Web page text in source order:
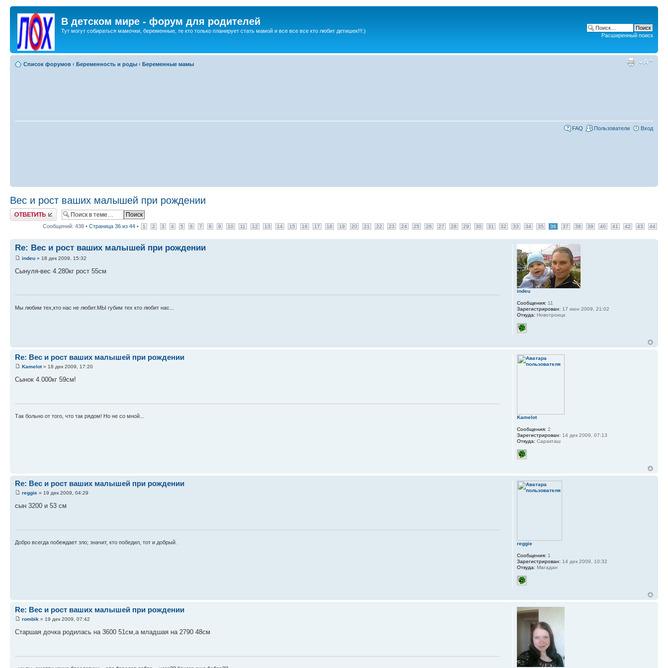
В детском мире - форум для родителей
Тут могут собираться мамочки, беременные, те кто только планирует стать мамой и все все все кто любит детишек!!!:)
Расширенный поиск
Список форумов ‹ Беременность и роды ‹ Беременные мамы
FAQ Пользователи Вход
Вес и рост ваших малышей при рождении
Ответить
Сообщений: 438 • Страница 36 из 44 • 1 2 3 4 5 6 7 8 9 10 11 12 13 14 15 16 17 18 19 20 21 22 23 24 25 26 27 28 29 30 31 32 33 34 35 36 37 38 39 40 41 42 43 44
Re: Вес и рост ваших малышей при рождении
indeu » 18 дек 2009, 15:32
Сынуля-вес 4.280кг рост 55см
Мы любим тех,кто нас не любит.МЫ губим тех кто любит нас...
indeu
Сообщения: 11
Зарегистрирован: 17 июн 2009, 21:02
Откуда: Новотроицк
Re: Вес и рост ваших малышей при рождении
Kamelot» 18 дек 2009, 17:20
Сынок 4.000кг 59см!
Так больно от того, что так рядом! Но не со мной... Kamelot
Сообщения: 2
Зарегистрирован: 14 дек 2009, 07:13
Откуда: Саракташ
Re: Вес и рост ваших малышей при рождении
reggie » 19 дек 2009, 04:29
сын 3200 и 53 см
Добро всегда побеждает зло; значит, кто победил, тот и добрый. reggie
Сообщения: 1
Зарегистрирован: 14 дек 2009, 10:32
Откуда: Магадан
Re: Вес и рост ваших малышей при рождении
rombik » 19 дек 2009, 07:42
Старшая дочка родилась на 3600 51см,а младшая на 2790 48см